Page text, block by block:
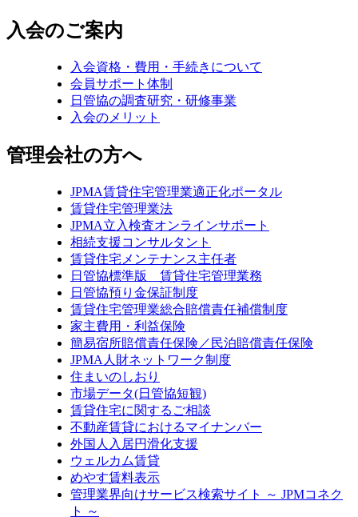
入会のご案内
入会資格・費用・手続きについて
会員サポート体制
日管協の調査研究・研修事業
入会のメリット
管理会社の方へ
JPMA賃貸住宅管理業適正化ポータル
賃貸住宅管理業法
JPMA立入検査オンラインサポート
相続支援コンサルタント
賃貸住宅メンテナンス主任者
日管協標準版 賃貸住宅管理業務
日管協預り金保証制度
賃貸住宅管理業総合賠償責任補償制度
家主費用・利益保険
簡易宿所賠償責任保険／民泊賠償責任保険
JPMA人財ネットワーク制度
住まいのしおり
市場データ(日管協短観)
賃貸住宅に関するご相談
不動産賃貸におけるマイナンバー
外国人入居円滑化支援
ウェルカム賃貸
めやす賃料表示
管理業界向けサービス検索サイト ～ JPMコネク
ト ～